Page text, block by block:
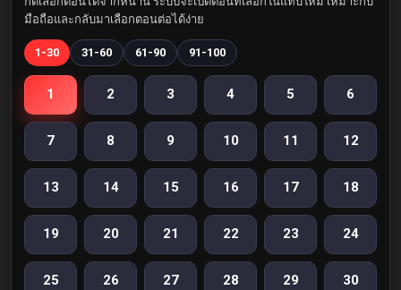
มือถือและกลับมาเลือกตอนต่อได้ง่าย
1-30 31-60 61-90 91-100
1 2 3 4 5 6
7 8 9 10 11 12
13 14 15 16 17 18
19 20 21 22 23 24
25 26 27 28 29 30